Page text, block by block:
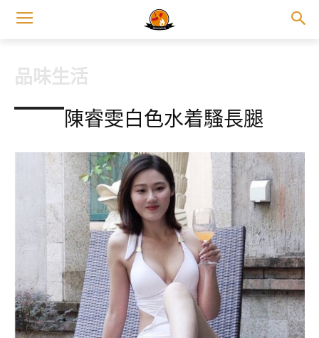
品味生活
陳睿雯白色水着騷長腿